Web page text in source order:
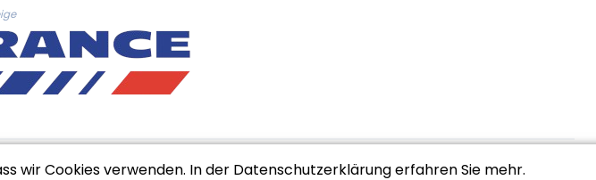
wir Cookies verwenden. In der Datenschutzerklärung erfahren Sie mehr.